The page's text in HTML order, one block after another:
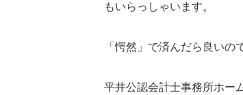
もいらっしゃいます。
「愕然」で済んだら良い
平井公認会計士事務所ホー